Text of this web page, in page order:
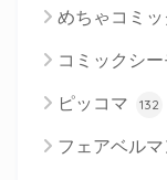
めちゃコミッ
コミックシー
ピッコマ 132
フェアベル